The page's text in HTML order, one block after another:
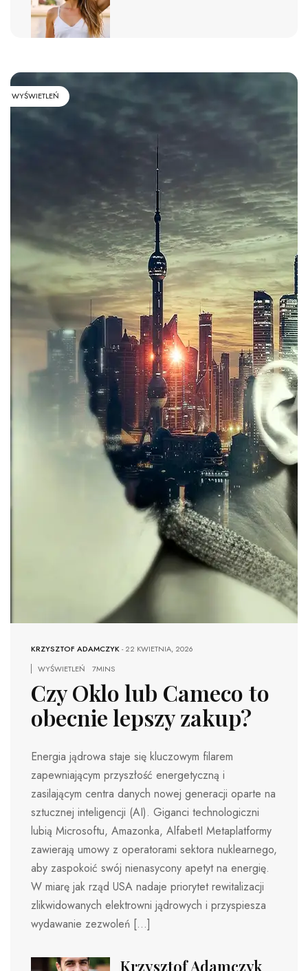
WYŚWIETLEŃ
KRZYSZTOF ADAMCZYK-22 KWIETNIA, 2026
WYŚWIETLEŃ
7MINS
Czy Oklo lub Cameco to
obecnie lepszy zakup?
Energia jądrowa staje się kluczowym filarem
zapewniającym przyszłość energetyczną i
zasilającym centra danych nowej generacji oparte na
sztucznej inteligencji (AI). Giganci technologiczni
lubią Microsoftu, Amazonka, AlfabetI Metaplatformy
zawierają umowy z operatorami sektora nuklearnego,
aby zaspokoić swój nienasycony apetyt na energię.
W miarę jak rząd USA nadaje priorytet rewitalizacji
zlikwidowanych elektrowni jądrowych i przyspiesza
wydawanie zezwoleń […]
Krzysztof Adamczyk